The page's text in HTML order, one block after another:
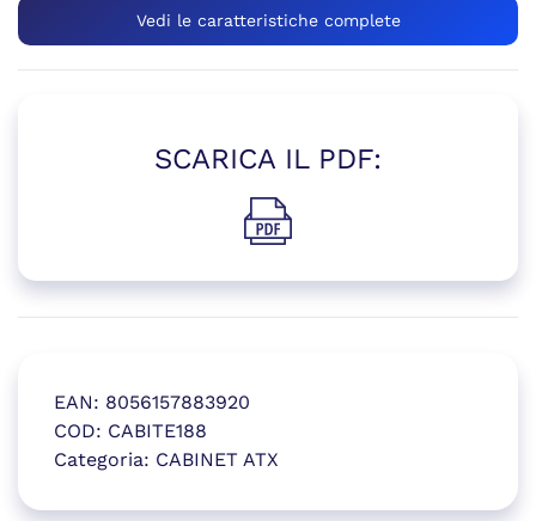
Vedi le caratteristiche complete
EAN: 8056157883920
COD: CABITE188
Categoria: CABINET ATX
(si apre in una nuova
SCARICA IL PDF:
(si apre in una nuova